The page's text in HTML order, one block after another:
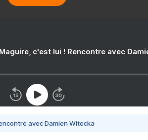
c'est lui ! Rencontre avec
avec Damien Witecka